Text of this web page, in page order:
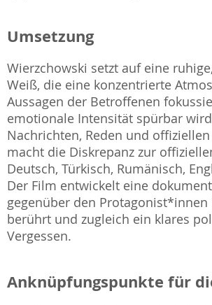
Umsetzung
Wierzchowski setzt auf eine
Weiß, die eine konzentrierte
Aussagen der Betroffenen
emotionale Intensität spürbar
Nachrichten, Reden und
macht die Diskrepanz zur
Deutsch, Türkisch, Rumänisch,
Der Film entwickelt eine
gegenüber den
berührt und zugleich ein klares
Vergessen.
Anknüpfungspunkte für